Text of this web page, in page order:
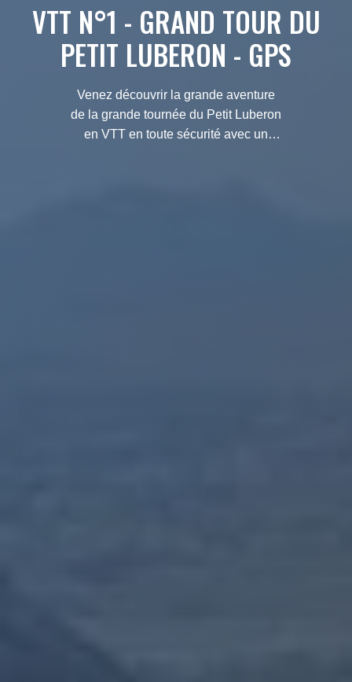
VTT N°1 - GRAND TOUR DU
PETIT LUBERON - GPS
Venez découvrir la grande aventure
de la grande tournée du Petit Luberon
en VTT en toute sécurité avec un